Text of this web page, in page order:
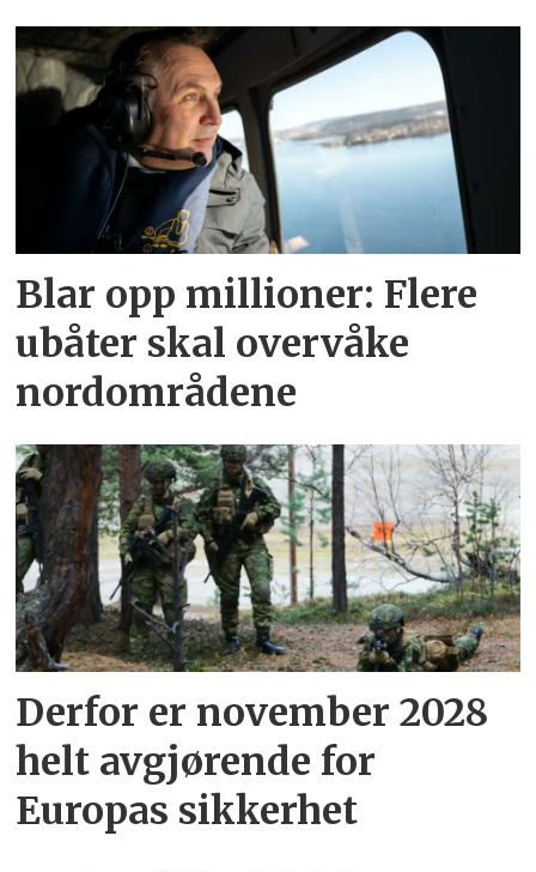
Blar opp millioner: Flere
ubåter skal overvåke
nordområdene
Derfor er november 2028
helt avgjørende for
Europas sikkerhet